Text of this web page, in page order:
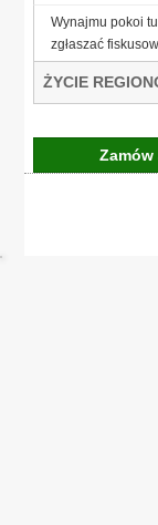
Wynajmu pokoi
zgłaszać
ŻYCIE